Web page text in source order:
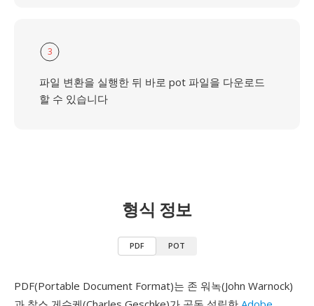
3
파일 변환을 실행한 뒤 바로 pot 파일을 다운로드
할 수 있습니다
형식 정보
PDF POT
PDF(Portable Document Format)는 존 워녹(John Warnock)